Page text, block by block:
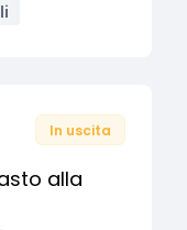
In uscita
alla